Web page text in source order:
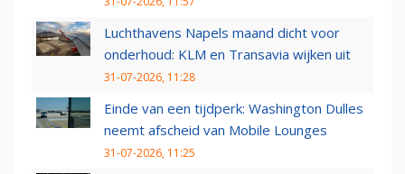
Luchthavens Napels maand dicht voor
onderhoud: KLM en Transavia wijken uit
31-07-2026, 11:28
Einde van een tijdperk: Washington Dulles
neemt afscheid van Mobile Lounges
31-07-2026, 11:25